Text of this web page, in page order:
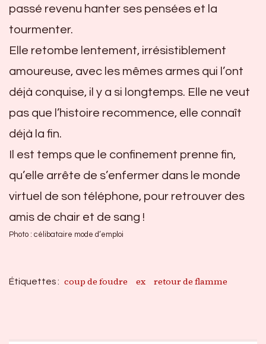
passé revenu hanter ses pensées et la
tourmenter.
Elle retombe lentement, irrésistiblement
amoureuse, avec les mêmes armes qui l’ont
déjà conquise, il y a si longtemps. Elle ne veut
pas que l’histoire recommence, elle connaît
déjà la fin.
Il est temps que le confinement prenne fin,
qu’elle arrête de s’enfermer dans le monde
virtuel de son téléphone, pour retrouver des
amis de chair et de sang !
Photo : célibataire mode d’emploi
Étiquettes : coup de foudre ex retour de flamme